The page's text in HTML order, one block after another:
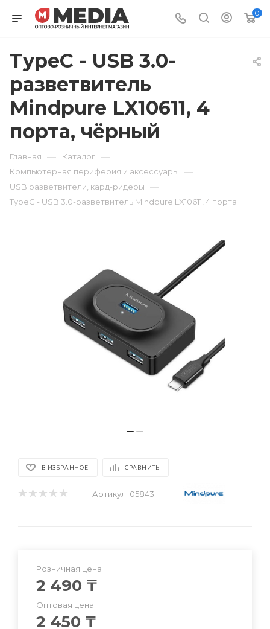
0
TypeC - USB 3.0-
разветвитель
Mindpure LX10611, 4
порта, чёрный
Главная — Каталог —
Компьютерная периферия и аксессуары —
USB разветвители, кард-ридеры —
TypeC - USB 3.0-разветвитель Mindpure LX10611, 4 порта
В ИЗБРАННОЕ СРАВНИТЬ
Артикул: 05843
Розничная цена
2 490 ₸
Оптовая цена
2 450 ₸